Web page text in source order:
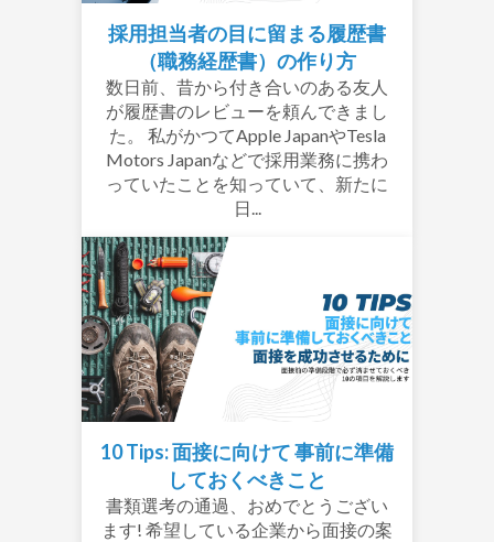
採用担当者の目に留まる履歴書
（職務経歴書）の作り方
数日前、昔から付き合いのある友人
が履歴書のレビューを頼んできまし
た。 私がかつてApple JapanやTesla
Motors Japanなどで採用業務に携わ
っていたことを知っていて、新たに
日...
10 Tips: 面接に向けて 事前に準備
しておくべきこと
書類選考の通過、おめでとうござい
ます! 希望している企業から面接の案